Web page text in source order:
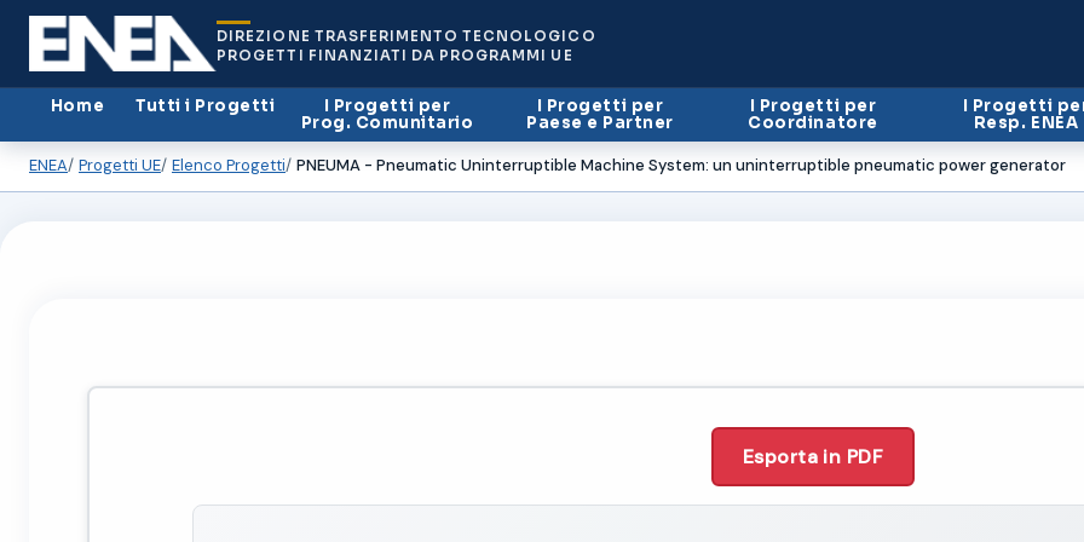
DIREZIONE TRASFERIMENTO TECNOLOGICO
PROGETTI FINANZIATI DA PROGRAMMI UE
Home Tutti i Progetti
I Progetti per
Prog. Comunitario
I Progetti per
Paese e Partner
I Progetti per
Coordinatore
I Progetti
Resp. ENEA
ENEA Progetti UE Elenco Progetti PNEUMA - Pneumatic Uninterruptible Machine System: un uninterruptible pneumatic power generator
Esporta in PDF